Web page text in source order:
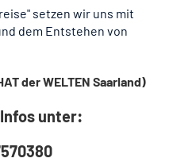
setzen wir uns mit
dem Entstehen von
der WELTEN Saarland)
unter: